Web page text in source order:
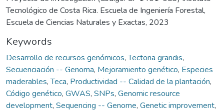
Tecnológico de Costa Rica. Escuela de Ingeniería Forestal,
Escuela de Ciencias Naturales y Exactas, 2023
Keywords
Desarrollo de recursos genómicos,Tectona grandis,
Secuenciación -- Genoma, Mejoramiento genético, Especies
maderables,Teca, Productividad -- Calidad de la plantación,
Código genético, GWAS, SNPs, Genomic resource
development, Sequencing -- Genome, Genetic improvement,